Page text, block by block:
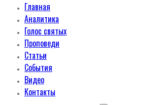
Главная
Аналитика
Голос святых
Проповеди
Статьи
События
Видео
Контакты